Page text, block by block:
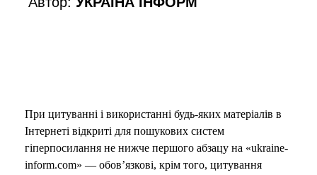
При цитуванні і використанні будь-яких матеріалів в
Інтернеті відкриті для пошукових систем
гіперпосилання не нижче першого абзацу на «ukraine-
inform.com» — обов’язкові, крім того, цитування